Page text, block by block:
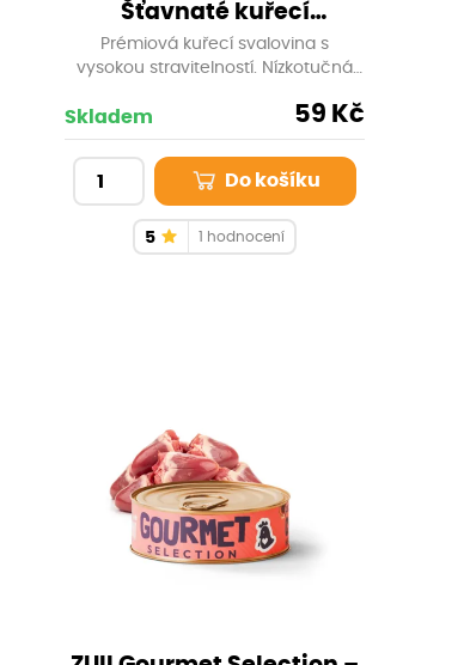
Šťavnaté kuřecí
kousky, 80 g
Prémiová kuřecí svalovina s
vysokou stravitelností. Nízkotučná
kočky. Lehké a snadno stravitelné,
přirozený zdroj vitamínů skupiny B s
vysokým obsahem svalového
masa.
Skladem 59 Kč
Do košíku
5 1 hodnocení